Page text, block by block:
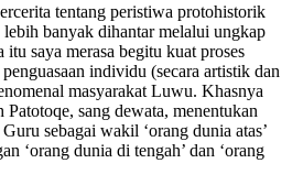
tentang peristiwa protohistorik
banyak dihantar melalui ungkap
saya merasa begitu kuat proses
individu (secara artistik dan
masyarakat Luwu. Khasnya
sang dewata, menentukan
sebagai wakil ‘orang dunia atas’
‘orang dunia di tengah’ dan ‘orang